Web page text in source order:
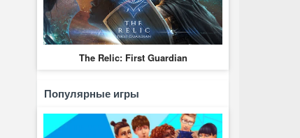
The Relic: First Guardian
Популярные игры